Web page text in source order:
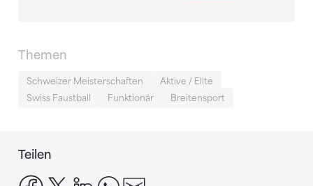
Themen
Schweizer Meisterschaften
Aktive / Elite
Swiss Faustball
Funktionär Breitensport
Teilen
facebook
x linkedinwhatsapp